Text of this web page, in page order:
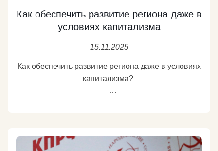
Как обеспечить развитие региона даже в
условиях капитализма
15.11.2025
Как обеспечить развитие региона даже в условиях
капитализма?
Глава региона не может изменить федеральные